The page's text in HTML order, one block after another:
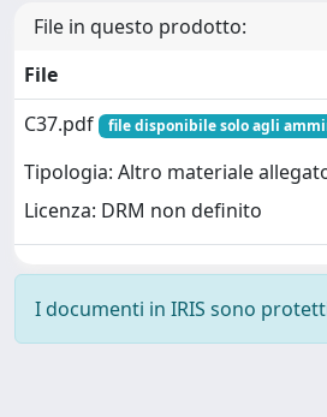
File in questo prodotto:
File
C37.pdf
file disponibile solo agli
Tipologia: Altro materiale
Licenza: DRM non definito
I documenti in IRIS sono